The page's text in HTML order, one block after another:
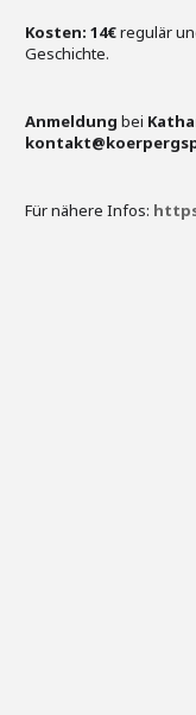
Kosten: 14€regulär
Geschichte.
Anmeldung bei
Für nähere Infos: